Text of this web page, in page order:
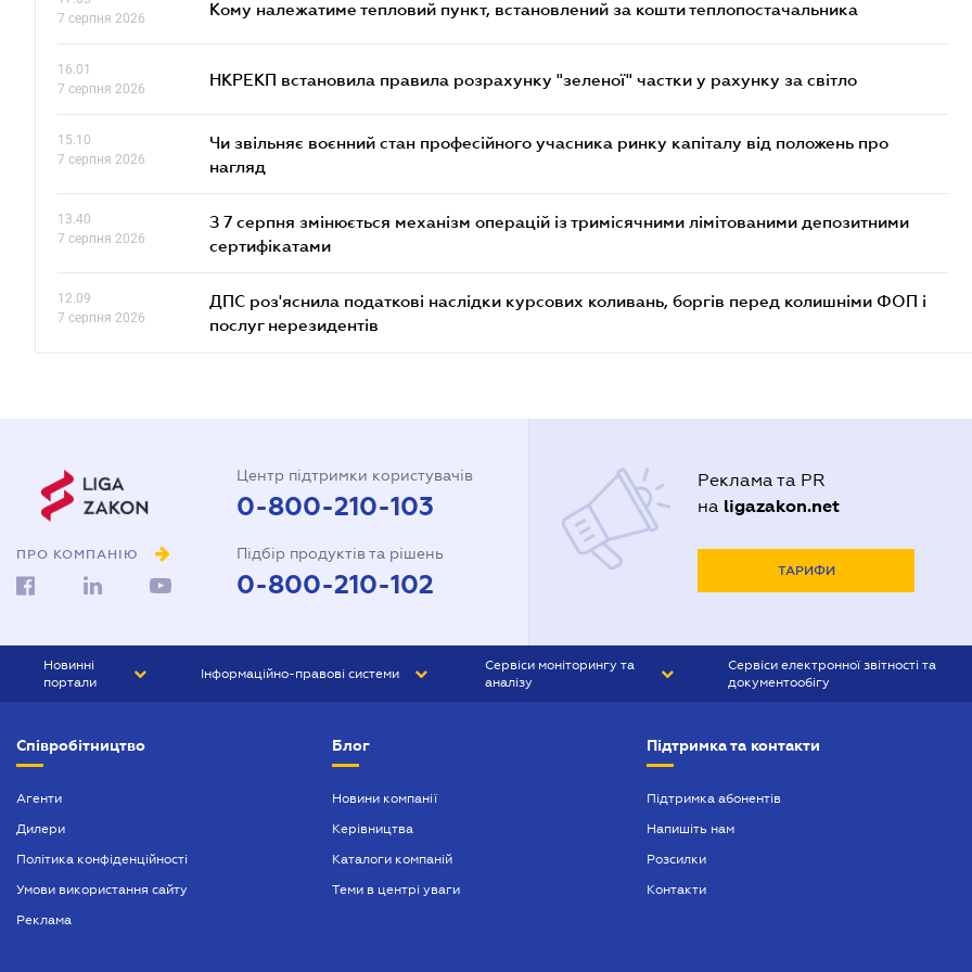
7 серпня 2026
Кому належатиме тепловий пункт, встановлений за кошти теплопостачальника
16.01
7 серпня 2026
НКРЕКП встановила правила розрахунку "зеленої" частки у рахунку за світло
15.10
7 серпня 2026
Чи звільняє воєнний стан професійного учасника ринку капіталу від положень про
нагляд
13.40
7 серпня 2026
З 7 серпня змінюється механізм операцій із тримісячними лімітованими депозитними
сертифікатами
12.09
7 серпня 2026
ДПС роз'яснила податкові наслідки курсових коливань, боргів перед колишніми ФОП і
послуг нерезидентів
ПРО КОМПАНІЮ
Центр підтримки користувачів
0-800-210-103
Підбір продуктів та рішень
0-800-210-102
Реклама та PR
на ligazakon.net
ТАРИФИ
Новинні
портали
БІЗНЕС
Інформаційно-правові системи
БУХГАЛТЕР ПРОФ
Сервіси моніторингу та
аналізу
Сервіси електронної звітності та
документообігу
Співробітництво
Агенти
Дилери
Політика конфіденційності
Умови використання сайту
Реклама
Блог
Новини компанії
Керівництва
Каталоги компаній
Теми в центрі уваги
Підтримка та контакти
Підтримка абонентів
Напишіть нам
Розсилки
Контакти